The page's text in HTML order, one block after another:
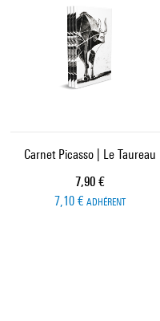
Carnet Picasso | Le Taureau
Prix ​​actuel
7,90 €
7,10 € ADHÉRENT